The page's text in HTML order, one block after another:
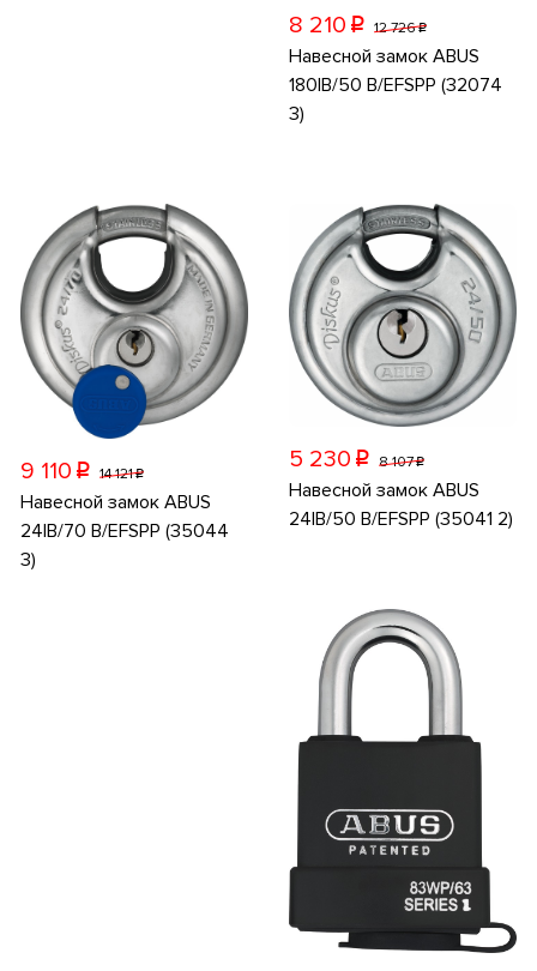
8 210 p 12 726p
Навесной замок ABUS
180IB/50 B/EFSPP (32074
3)
9 110 p 14 121p
Навесной замок ABUS
24IB/70 B/EFSPP (35044
3)
5 230 p 8 107p
Навесной замок ABUS
24IB/50 B/EFSPP (35041 2)